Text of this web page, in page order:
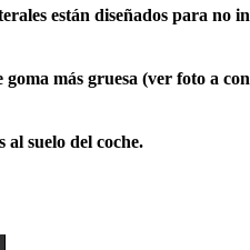
están diseñados para no
más gruesa (ver foto a
suelo del coche.